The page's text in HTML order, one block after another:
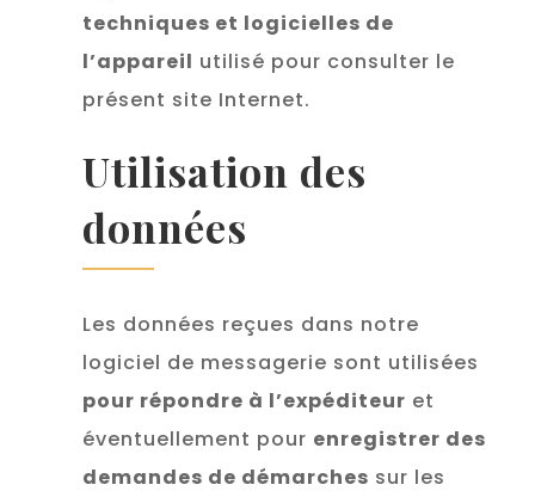
techniques et logicielles de
l’appareil utilisé pour consulter le
présent site Internet.
Utilisation des
données
Les données reçues dans notre
logiciel de messagerie sont utilisées
pour répondre à l’expéditeur et
éventuellement pour enregistrer des
demandes de démarches sur les